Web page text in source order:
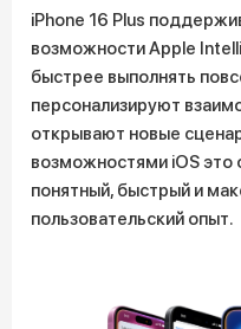
iPhone 16 Plus
возможности Apple
быстрее выполнять
персонализируют
открывают новые
возможностями iOS это
понятный, быстрый и
пользовательский опыт.